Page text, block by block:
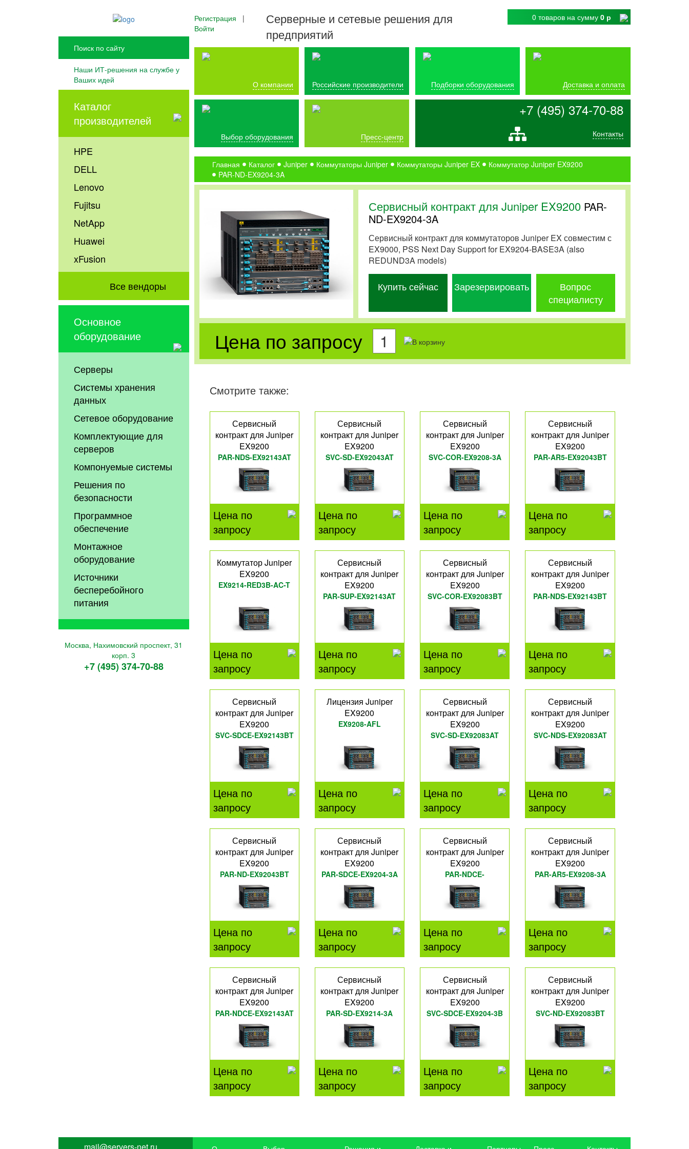
Наши ИТ-решения на службе у
Ваших идей
Каталог
производителей
HPE
DELL
Lenovo
Fujitsu
NetApp
Huawei
xFusion
Все вендоры
Основное
оборудование
Серверы
Системы хранения
данных
Сетевое оборудование
Комплектующие для
серверов
Компонуемые системы
Решения по
безопасности
Программное
обеспечение
Монтажное
оборудование
Источники
бесперебойного
питания
Москва, Нахимовский проспект, 31
корп. 3
+7 (495) 374-70-88
Регистрация |
Войти
Серверные и сетевые решения для
предприятий
0 товаров на сумму 0 р
О компании Российские производители Подборки оборудования Доставка и оплата
Выбор оборудования Пресс-центр
+7 (495) 374-70-88
Контакты
Главная Каталог Juniper Коммутаторы Juniper Коммутаторы Juniper EX
Коммутатор Juniper EX9200
PAR-ND-EX9204-3A
Сервисный контракт для Juniper EX9200 PAR-
ND-EX9204-3A
Сервисный контракт для коммутаторов Juniper EX совместим с
EX9000, PSS Next Day Support for EX9204-BASE3A (also
REDUND3A models)
Купить сейчас Зарезервировать
Вопрос
специалисту
Цена по запросу
Смотрите также:
Сервисный
контракт для Juniper
EX9200
PAR-NDS-EX92143AT
Цена по
запросу
Сервисный
контракт для Juniper
EX9200
SVC-SD-EX92043AT
Цена по
запросу
Сервисный
контракт для Juniper
EX9200
SVC-COR-EX9208-3A
Цена по
запросу
Сервисный
контракт для Juniper
EX9200
PAR-AR5-EX92043BT
Цена по
запросу
Коммутатор Juniper
EX9200
EX9214-RED3B-AC-T
Цена по
запросу
Сервисный
контракт для Juniper
EX9200
PAR-SUP-EX92143AT
Цена по
запросу
Сервисный
контракт для Juniper
EX9200
SVC-COR-EX92083BT
Цена по
запросу
Сервисный
контракт для Juniper
EX9200
PAR-NDS-EX92143BT
Цена по
запросу
Сервисный
контракт для Juniper
EX9200
SVC-SDCE-EX92143BT
Цена по
запросу
Лицензия Juniper
EX9200
EX9208-AFL
Цена по
запросу
Сервисный
контракт для Juniper
EX9200
SVC-SD-EX92083AT
Цена по
запросу
Сервисный
контракт для Juniper
EX9200
SVC-NDS-EX92083AT
Цена по
запросу
Сервисный
контракт для Juniper
EX9200
PAR-ND-EX92043BT
Цена по
запросу
Сервисный
контракт для Juniper
EX9200
PAR-SDCE-EX9204-3A
Цена по
запросу
Сервисный
контракт для Juniper
EX9200
PAR-NDCE-
EX92083BT
Цена по
запросу
Сервисный
контракт для Juniper
EX9200
PAR-AR5-EX9208-3A
Цена по
запросу
Сервисный
контракт для Juniper
EX9200
PAR-NDCE-EX92143AT
Цена по
запросу
Сервисный
контракт для Juniper
EX9200
PAR-SD-EX9214-3A
Цена по
запросу
Сервисный
контракт для Juniper
EX9200
SVC-SDCE-EX9204-3B
Цена по
запросу
Сервисный
контракт для Juniper
EX9200
SVC-ND-EX92083BT
Цена по
запросу